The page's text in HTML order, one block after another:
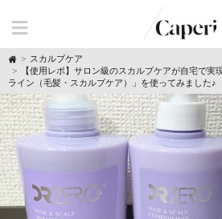
H
o
m
e
スカルプケア
【使用レポ】サロン級のスカルプケアが自宅で
ライン（毛髪・スカルプケア）」を使ってみました♪